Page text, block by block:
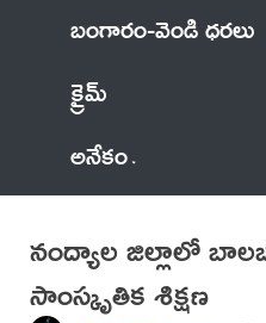
బంగారం-వెండి ధరలు
క్రైమ్
అనేకం
నంద్యాల జిల్లాలో
సాంస్కృతిక శిక్షణ